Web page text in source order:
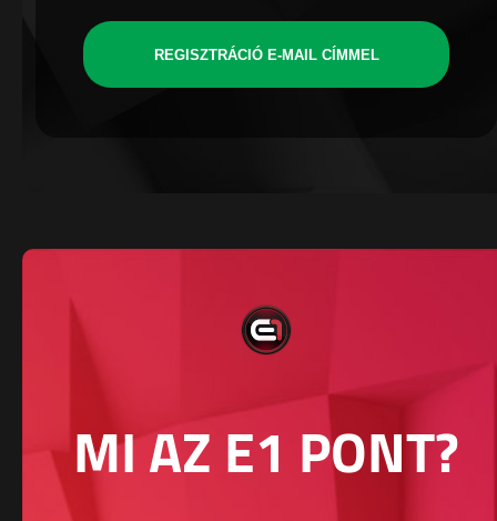
REGISZTRÁCIÓ E-MAIL CÍMMEL
MI AZ E1 PONT?